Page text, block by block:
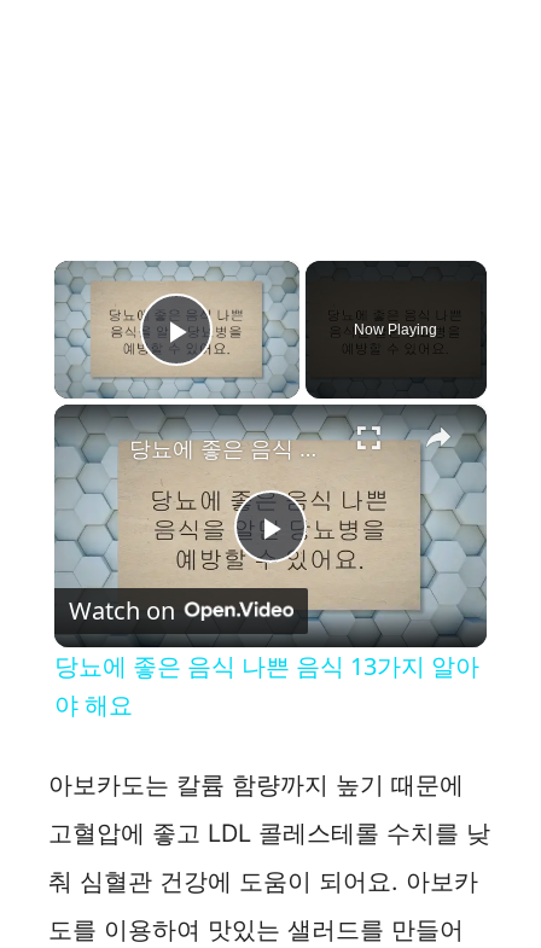
×
Play Video
Now Playing
×
P
l
y
V
i
당뇨에 좋은 음식 나쁜 음식 13가지 알아야 해요
Watch on
당뇨에 좋은 음식 나쁜 음식 13가지 알아
야 해요
아보카도는 칼륨 함량까지 높기 때문에
고혈압에 좋고 LDL 콜레스테롤 수치를 낮
춰 심혈관 건강에 도움이 되어요. 아보카
도를 이용하여 맛있는 샐러드를 만들어